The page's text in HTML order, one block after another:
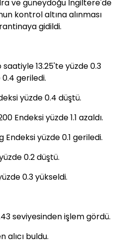
ve güneydoğu İngiltere'de
kontrol altına alınması
gidildi.
13.25'te yüzde 0.3
geriledi.
yüzde 0.4 düştü.
Endeksi yüzde 1.1 azaldı.
Endeksi yüzde 0.1 geriledi.
0.2 düştü.
0.3 yükseldi.
seviyesinden işlem gördü.
alıcı buldu.